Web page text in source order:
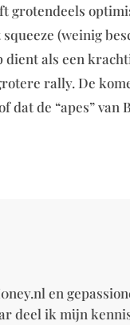
grotendeels
(weinig
als een
rally. De
de “apes” van
en
deel ik mijn